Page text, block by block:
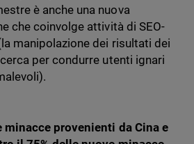
è anche una nuova
che coinvolge attività di SEO-
manipolazione dei risultati dei
per condurre utenti ignari
provenienti da Cina e